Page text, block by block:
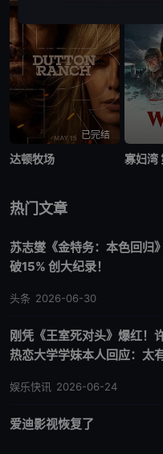
已完结
达顿牧场 寡妇湾
热门文章
苏志燮《金特务：本色回归
破15% 创大纪录！
头条 2026-06-30
刚凭《王室死对头》爆红！
热恋大学学妹本人回应：太
娱乐快讯 2026-06-24
爱迪影视恢复了